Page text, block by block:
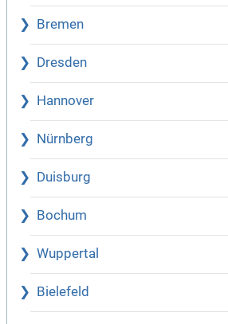
Bremen
Dresden
Hannover
Nürnberg
Duisburg
Bochum
Wuppertal
Bielefeld